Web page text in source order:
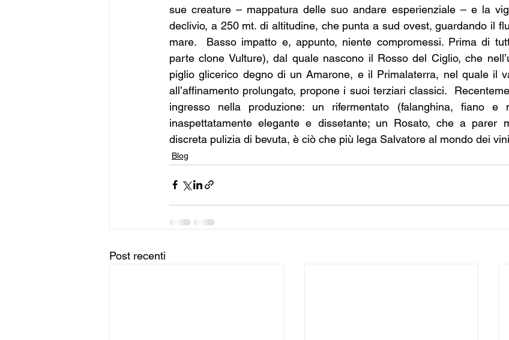
sue creature – mappatura delle suo andare esperienziale – e la
declivio, a 250 mt. di altitudine, che punta a sud ovest, guardando il
mare.  Basso impatto e, appunto, niente compromessi. Prima di
parte clone Vulture), dal quale nascono il Rosso del Ciglio, che
piglio glicerico degno di un Amarone, e il Primalaterra, nel quale il
all’affinamento prolungato, propone i suoi terziari classici.
ingresso nella produzione: un rifermentato (falanghina, fiano e
inaspettatamente elegante e dissetante; un Rosato, che a parer
discreta pulizia di bevuta, è ciò che più lega Salvatore al mondo dei
Blog
Post recenti